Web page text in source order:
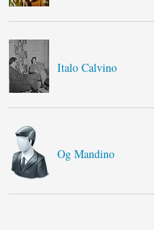
Italo Calvino
Og Mandino